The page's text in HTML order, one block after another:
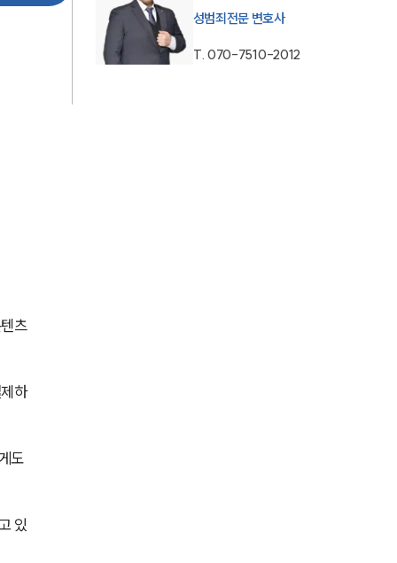
대륜의 강점
오시는 길
츠
하
도
있
성범죄전문 변호사
T. 070-7510-2012